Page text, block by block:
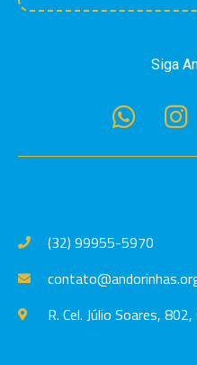
Siga
(32) 99955-5970
R. Cel. Júlio Soares,